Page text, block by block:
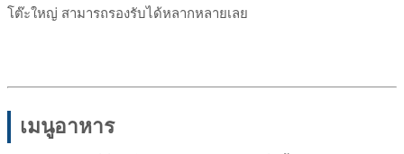
โต๊ะใหญ่ สามารถรองรับได้หลากหลายเลย
เมนูอาหาร